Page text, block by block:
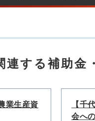
連する補助金
業生産資
【千
会へ